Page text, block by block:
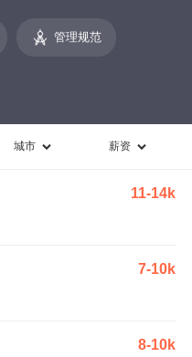
管理规范
城市 薪资
11-14k
7-10k
8-10k